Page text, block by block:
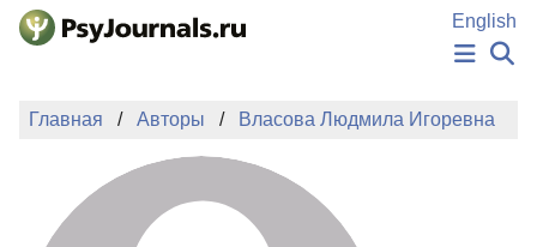
Перейти к основному содержанию
English
НОВОСТИ
АВТОРЫ
ПОДАТЬ РУКОПИСЬ
БАЗА ЗНАНИЙ
Главная Авторы Власова Людмила Игоревна